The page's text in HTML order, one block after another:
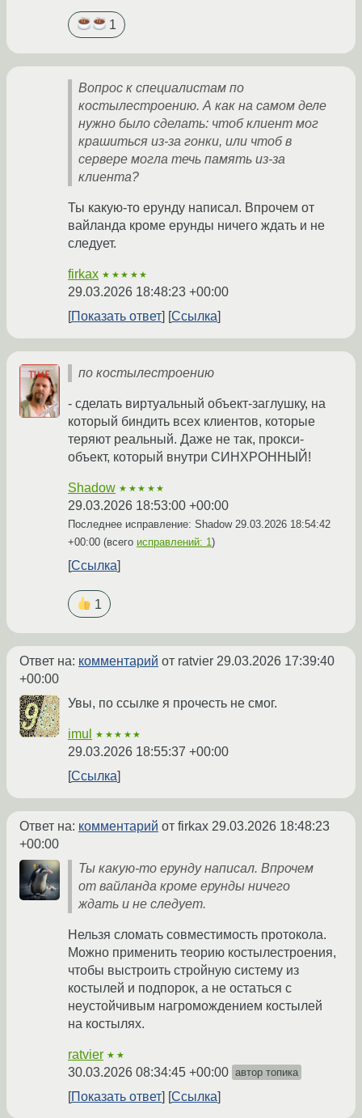
1
Вопрос к специалистам по
костылестроению. А как на самом деле
нужно было сделать: чтоб клиент мог
крашиться из-за гонки, или чтоб в
сервере могла течь память из-за
клиента?
Ты какую-то ерунду написал. Впрочем от
вайланда кроме ерунды ничего ждать и не
следует.
firkax ★★★★★
29.03.2026 18:48:23 +00:00
Показать ответ
Ссылка
по костылестроению
- сделать виртуальный объект-заглушку, на
который биндить всех клиентов, которые
теряют реальный. Даже не так, прокси-
объект, который внутри СИНХРОННЫЙ!
Shadow ★★★★★
29.03.2026 18:53:00 +00:00
Последнее исправление: Shadow 29.03.2026 18:54:42
+00:00 (всего исправлений: 1)
Ссылка
1
Ответ на: комментарий от ratvier 29.03.2026 17:39:40
+00:00
Увы, по ссылке я прочесть не смог.
imul ★★★★★
29.03.2026 18:55:37 +00:00
Ссылка
Ответ на: комментарий от firkax 29.03.2026 18:48:23
+00:00
Ты какую-то ерунду написал. Впрочем
от вайланда кроме ерунды ничего
ждать и не следует.
Нельзя сломать совместимость протокола.
Можно применить теорию костылестроения,
чтобы выстроить стройную систему из
костылей и подпорок, а не остаться с
неустойчивым нагромождением костылей
на костылях.
ratvier ★★
30.03.2026 08:34:45 +00:00 автор топика
Показать ответ Ссылка